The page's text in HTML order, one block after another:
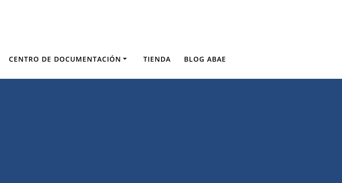
CENTRO DE DOCUMENTACIÓN TIENDA BLOG ABAE